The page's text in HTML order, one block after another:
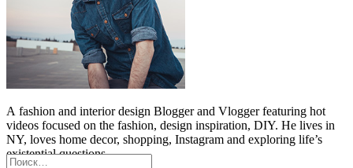
A fashion and interior design Blogger and Vlogger featuring hot
videos focused on the fashion, design inspiration, DIY. He lives in
NY, loves home decor, shopping, Instagram and exploring life’s
existential questions.
Искать: